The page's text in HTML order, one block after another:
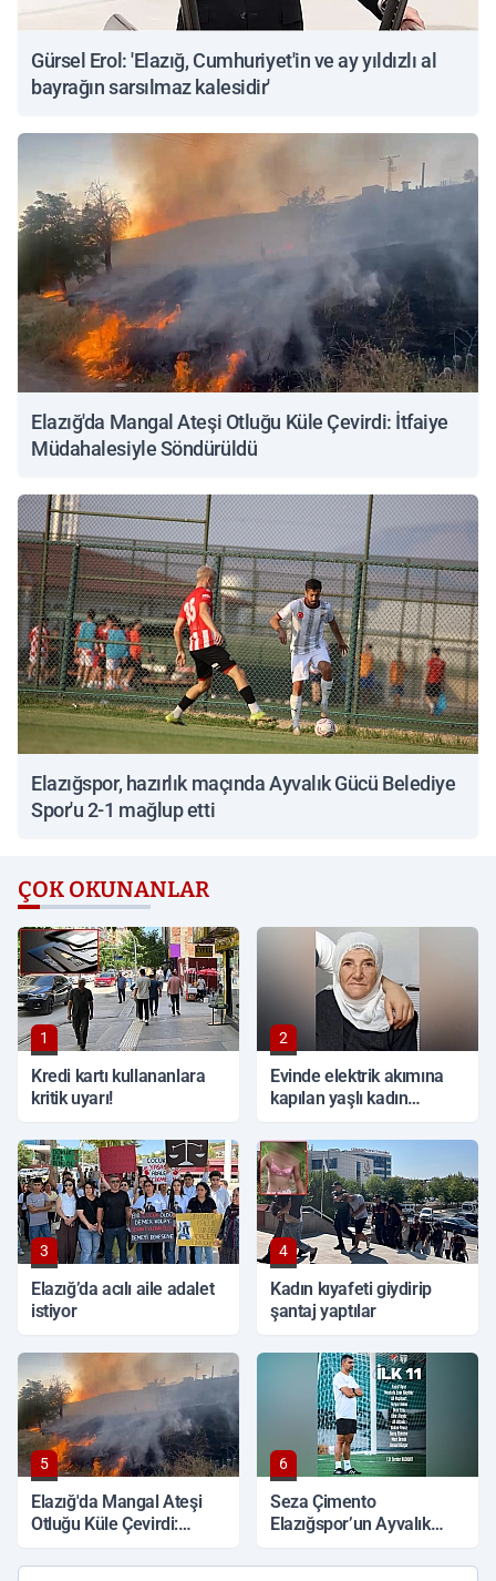
Gürsel Erol: 'Elazığ, Cumhuriyet'in ve ay yıldızlı al
bayrağın sarsılmaz kalesidir'
Elazığ'da Mangal Ateşi Otluğu Küle Çevirdi: İtfaiye
Müdahalesiyle Söndürüldü
Elazığspor, hazırlık maçında Ayvalık Gücü Belediye
Spor'u 2-1 mağlup etti
ÇOK OKUNANLAR
1
Kredi kartı kullananlara
kritik uyarı!
2
Evinde elektrik akımına
kapılan yaşlı kadın
3
Elazığ’da acılı aile adalet
istiyor
4
Kadın kıyafeti giydirip
şantaj yaptılar
5
Elazığ'da Mangal Ateşi
Otluğu Küle Çevirdi:
Söndürüldü
6
Seza Çimento
Elazığspor’un Ayvalık
11’i belli oldu